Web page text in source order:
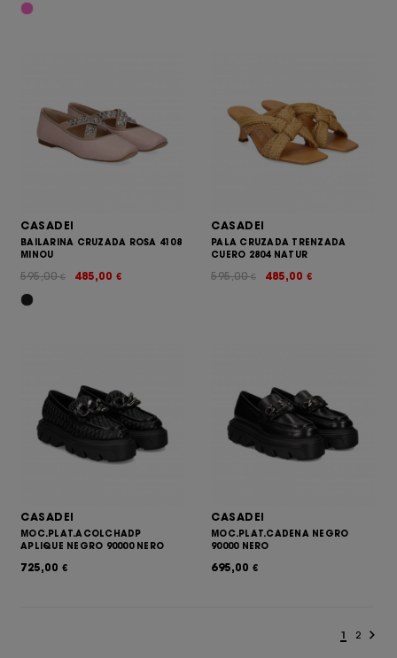
CASADEI
BAILARINA CRUZADA ROSA 4108
MINOU
485,00 €
595,00€
CASADEI
PALA CRUZADA TRENZADA
CUERO 2804 NATUR
485,00 €
595,00€
CASADEI
MOC.PLAT.ACOLCHADP
APLIQUE NEGRO 90000 NERO
725,00 €
CASADEI
MOC.PLAT.CADENA NEGRO
90000 NERO
695,00 €
1 2